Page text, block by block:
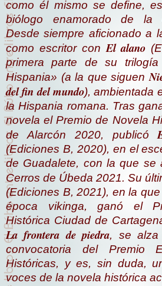
como él mismo se define,
biólogo enamorado de la
Desde siempre aficionado a
como escritor con El alano
primera parte de su
Hispania» (a la que siguen
del fin del mundo), ambientada
la Hispania romana. Tras
novela el Premio de Novela
de Alarcón 2020, publicó
(Ediciones B, 2020), en el
de Guadalete, con la que se
Cerros de Úbeda 2021. Su
(Ediciones B, 2021), en la
época vikinga, ganó el
Histórica Ciudad de
La frontera de piedra, se alza
convocatoria del Premio
Históricas, y es, sin duda,
voces de la novela histórica